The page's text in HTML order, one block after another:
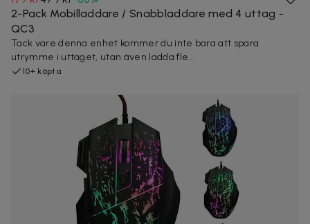
2-Pack Mobilladdare / Snabbladdare med 4 uttag -
QC3
Tack vare denna enhet kommer du inte bara att spara
utrymme i uttaget, utan även ladda fle...
10+ köpta